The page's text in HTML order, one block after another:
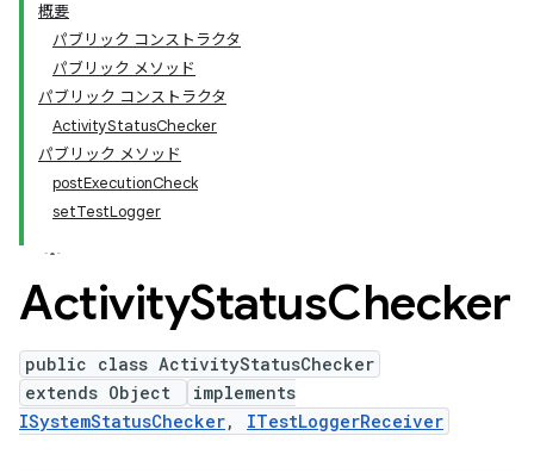
概要
パブリック コンストラクタ
パブリック メソッド
パブリック コンストラクタ
ActivityStatusChecker
パブリック メソッド
postExecutionCheck
setTestLogger
ActivityStatusChecker
public class ActivityStatusChecker
extends Object
implements
ISystemStatusChecker, ITestLoggerReceiver